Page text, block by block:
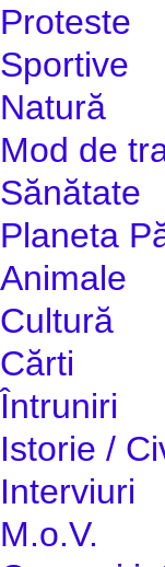
Proteste
Sportive
Natură
Mod de
Sănătate
Planeta
Animale
Cultură
Cărti
Întruniri
Istorie /
Interviuri
M.o.V.